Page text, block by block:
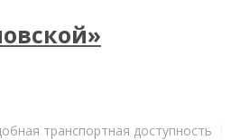
транспортная доступность